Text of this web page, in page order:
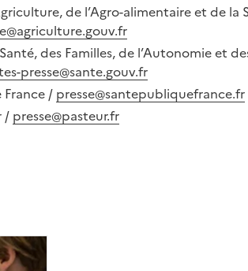
de l’Agro-alimentaire et de
des Familles, de l’Autonomie et
presse@sante.gouv.fr
/ presse@santepubliquefrance.fr
/ presse@pasteur.fr